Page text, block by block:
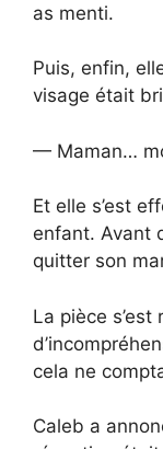
as menti.
Puis, enfin,
visage était
— Maman…
Et elle s’est
enfant. Avant
quitter son
La pièce
cela ne
Caleb a